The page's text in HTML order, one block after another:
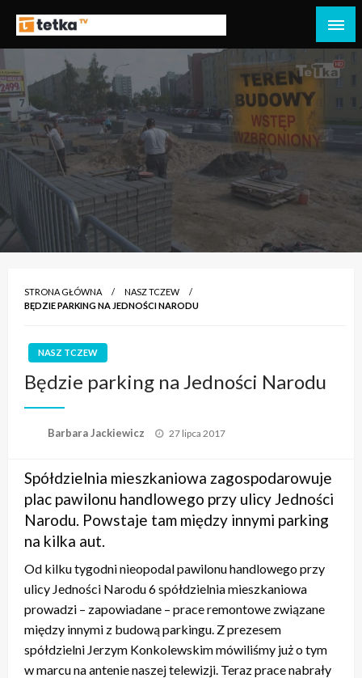
treściTv Tetka Tczew
Tetka Tczew – Twoja lokalna telewizja!
STRONA GŁÓWNA
NASZ TCZEW
BĘDZIE PARKING NA JEDNOŚCI NARODU
NASZ TCZEW
Będzie parking na Jedności Narodu
Barbara Jackiewicz
Opublikowane
27 lipca 2017
Spółdzielnia mieszkaniowa zagospodarowuje
plac pawilonu handlowego przy ulicy Jedności
Narodu. Powstaje tam między innymi parking
na kilka aut.
Od kilku tygodni nieopodal pawilonu handlowego przy
ulicy Jedności Narodu 6 spółdzielnia mieszkaniowa
prowadzi – zapowiadane – prace remontowe związane
między innymi z budową parkingu. Z prezesem
spółdzielni Jerzym Konkolewskim mówiliśmy już o tym
w marcu na antenie naszej telewizji. Teraz prace nabrały